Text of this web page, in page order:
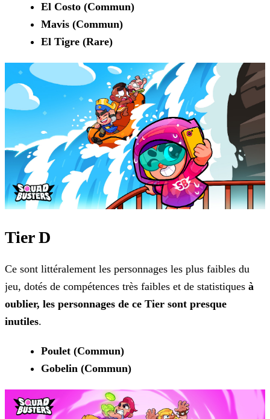
El Costo (Commun)
Mavis (Commun)
El Tigre (Rare)
Tier D
Ce sont littéralement les personnages les plus faibles du
jeu, dotés de compétences très faibles et de statistiques à
oublier, les personnages de ce Tier sont presque
inutiles.
Poulet (Commun)
Gobelin (Commun)